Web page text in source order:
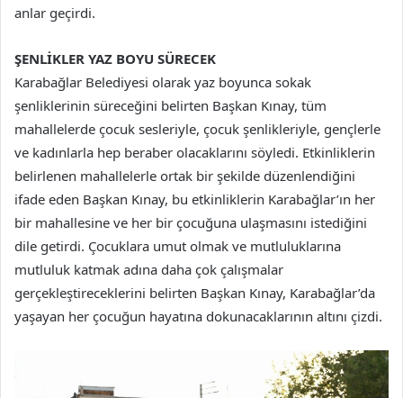
anlar geçirdi.
ŞENLİKLER YAZ BOYU SÜRECEK
Karabağlar Belediyesi olarak yaz boyunca sokak
şenliklerinin süreceğini belirten Başkan Kınay, tüm
mahallelerde çocuk sesleriyle, çocuk şenlikleriyle, gençlerle
ve kadınlarla hep beraber olacaklarını söyledi. Etkinliklerin
belirlenen mahallelerle ortak bir şekilde düzenlendiğini
ifade eden Başkan Kınay, bu etkinliklerin Karabağlar’ın her
bir mahallesine ve her bir çocuğuna ulaşmasını istediğini
dile getirdi. Çocuklara umut olmak ve mutluluklarına
mutluluk katmak adına daha çok çalışmalar
gerçekleştireceklerini belirten Başkan Kınay, Karabağlar’da
yaşayan her çocuğun hayatına dokunacaklarının altını çizdi.